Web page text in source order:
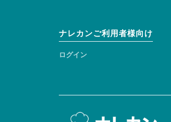
ナレカンご利用者様向け
ログイン